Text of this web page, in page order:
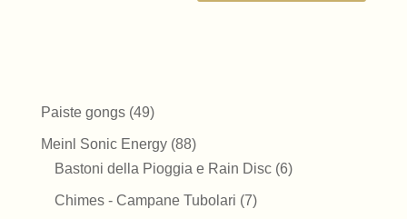
Paiste gongs 4949
prodotti
Meinl Sonic Energy 8888
prodotti
Bastoni della Pioggia e Rain Disc 66
Chimes - Campane Tubolari 77